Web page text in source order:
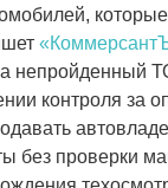
непройденный
контроля за
без проверки